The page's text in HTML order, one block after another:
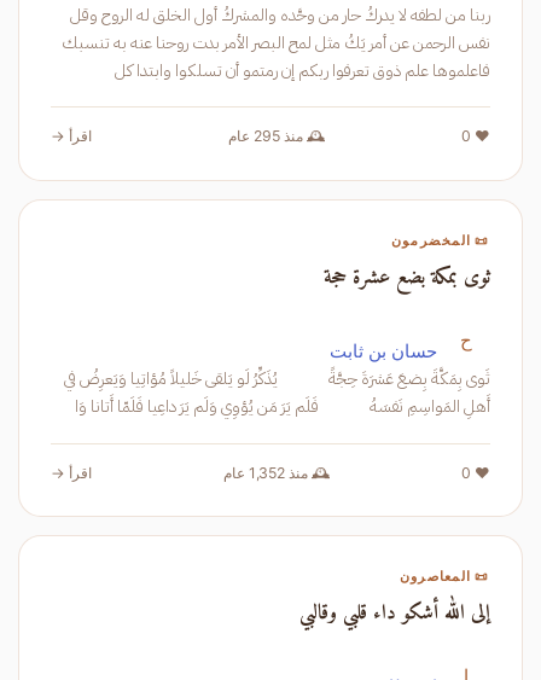
ربنا من لطفه لا يدركُ حار من وحَّده والمشركُ أول الخلق له الروح وقل
نفس الرحمن عن أمر يَكُ مثل لمح البصر الأمر بدت روحنا عنه به تنسبك
فاعلموها علم ذوق تعرفوا ربكم إن رمتمو أن تسلكوا وابتدا كل
❤️ 0 🕰️ منذ 295 عام اقرأ →
📜 المخضرمون
ثوى بمكة بضع عشرة حجة
ح حسان بن ثابت
ثَوى بِمَكَّةَ بِضعَ عَشرَةَ حِجَّةً يُذَكِّرُ لَو يَلقى خَليلاً مُؤاتِيا وَيَعرِضُ في
أَهلِ المَواسِمِ نَفسَهُ فَلَم يَرَ مَن يُؤوِي وَلَم يَرَ داعِيا فَلَمّا أَتانا وَا
❤️ 0 🕰️ منذ 1,352 عام اقرأ →
📜 المعاصرون
إلى الله أشكو داء قلبي وقالبي